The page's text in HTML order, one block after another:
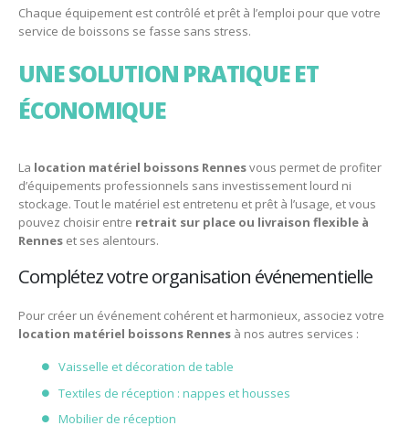
Chaque équipement est contrôlé et prêt à l’emploi pour que votre
service de boissons se fasse sans stress.
UNE SOLUTION PRATIQUE ET
ÉCONOMIQUE
La location matériel boissons Rennesvous permet de profiter
d’équipements professionnels sans investissement lourd ni
stockage. Tout le matériel est entretenu et prêt à l’usage, et vous
pouvez choisir entre retrait sur place ou livraison flexible à
Rennes et ses alentours.
Complétez votre organisation événementielle
Pour créer un événement cohérent et harmonieux, associez votre
location matériel boissons Rennes à nos autres services :
Vaisselle et décoration de table
Textiles de réception : nappes et housses
Mobilier de réception